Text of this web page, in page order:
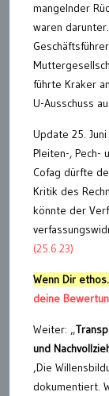
mangelnder
waren
führte Kraker
U-Ausschuss
Update 25.
Pleiten-, Pech-
Cofag dürfte
Kritik des
könnte der
(25.6.23)
Wenn Dir
deine
Weiter: „
und
‚Die
dokumentiert.